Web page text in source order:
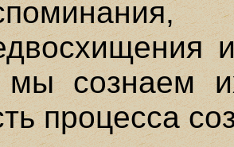
сознаем
процесса